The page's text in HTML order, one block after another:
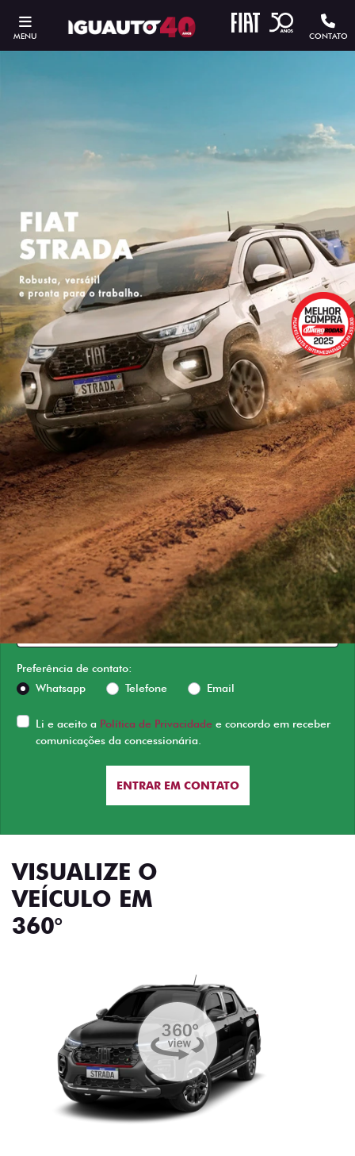
MENU CONTATO
ESTOU INTERESSADO
Versão escolhida
Preferência de contato:
Whatsapp
Telefone Email
Li e aceito a Política de Privacidade e concordo em receber
comunicações da concessionária.
ENTRAR EM CONTATO
VISUALIZE O
VEÍCULO EM
360°